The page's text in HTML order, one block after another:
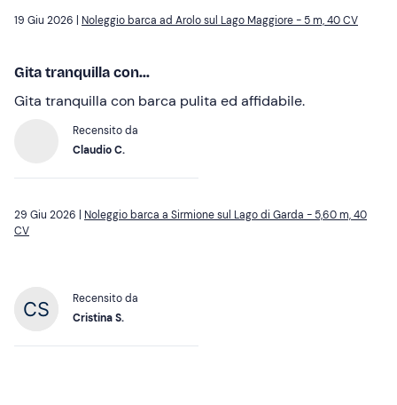
19 Giu 2026 | Noleggio barca ad Arolo sul Lago Maggiore - 5 m, 40 CV
Gita tranquilla con...
Gita tranquilla con barca pulita ed affidabile.
Recensito da
Claudio C.
29 Giu 2026 | Noleggio barca a Sirmione sul Lago di Garda - 5,60 m, 40
CV
Recensito da
Cristina S.